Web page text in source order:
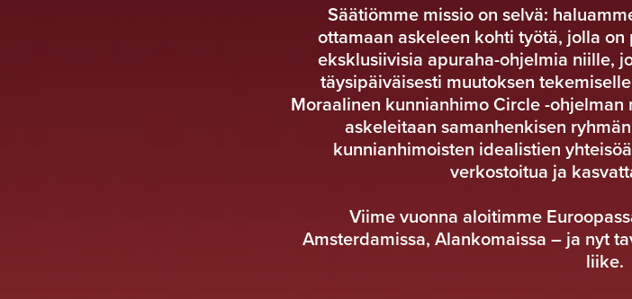
Säätiömme missio on selvä:
ottamaan askeleen kohti työtä, jolla
eksklusiivisia apuraha-ohjelmia niille,
täysipäiväisesti muutoksen
Moraalinen kunnianhimo Circle -
askeleitaan samanhenkisen
kunnianhimoisten idealistien
verkostoitua ja
Viime vuonna aloitimme
Amsterdamissa, Alankomaissa – ja nyt
liike.